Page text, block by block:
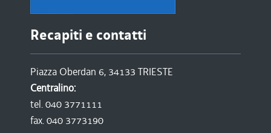
Recapiti e contatti
Piazza Oberdan 6, 34133 TRIESTE
Centralino:
tel. 040 3771111
fax. 040 3773190